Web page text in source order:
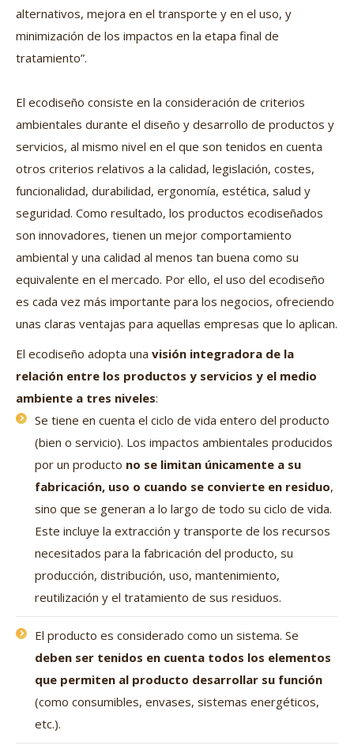
alternativos, mejora en el transporte y en el uso, y
minimización de los impactos en la etapa final de
tratamiento”.
El ecodiseño consiste en la consideración de criterios
ambientales durante el diseño y desarrollo de productos y
servicios, al mismo nivel en el que son tenidos en cuenta
otros criterios relativos a la calidad, legislación, costes,
funcionalidad, durabilidad, ergonomía, estética, salud y
seguridad. Como resultado, los productos ecodiseñados
son innovadores, tienen un mejor comportamiento
ambiental y una calidad al menos tan buena como su
equivalente en el mercado. Por ello, el uso del ecodiseño
es cada vez más importante para los negocios, ofreciendo
unas claras ventajas para aquellas empresas que lo aplican.
El ecodiseño adopta una visión integradora de la
relación entre los productos y servicios y el medio
ambiente a tres niveles:
Se tiene en cuenta el ciclo de vida entero del producto
(bien o servicio). Los impactos ambientales producidos
por un producto no se limitan únicamente a su
fabricación, uso o cuando se convierte en residuo,
sino que se generan a lo largo de todo su ciclo de vida.
Este incluye la extracción y transporte de los recursos
necesitados para la fabricación del producto, su
producción, distribución, uso, mantenimiento,
reutilización y el tratamiento de sus residuos.
El producto es considerado como un sistema. Se
deben ser tenidos en cuenta todos los elementos
que permiten al producto desarrollar su función
(como consumibles, envases, sistemas energéticos,
etc.).